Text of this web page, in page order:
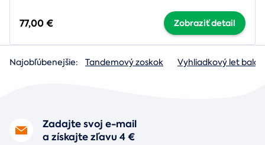
77,00 € Zobraziť detail
Najobľúbenejšie: Tandemový zoskok Vyhliadkový let
Zadajte svoj e-mail
a získajte zľavu 4 €